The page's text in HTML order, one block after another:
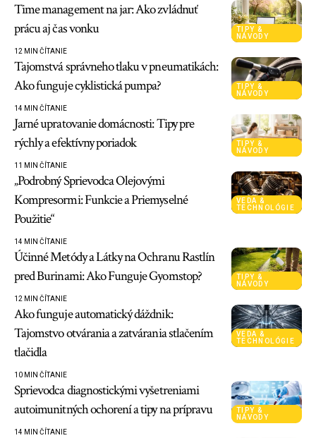
TIPY &
NÁVODY
Time management na jar: Ako zvládnuť
prácu aj čas vonku
12 MIN ČÍTANIE
TIPY &
NÁVODY
Tajomstvá správneho tlaku v pneumatikách:
Ako funguje cyklistická pumpa?
14 MIN ČÍTANIE
TIPY &
NÁVODY
Jarné upratovanie domácnosti: Tipy pre
rýchly a efektívny poriadok
11 MIN ČÍTANIE
VEDA &
TECHNOLÓGIE
„Podrobný Sprievodca Olejovými
Kompresormi: Funkcie a Priemyselné
Použitie“
14 MIN ČÍTANIE
TIPY &
NÁVODY
Účinné Metódy a Látky na Ochranu Rastlín
pred Burinami: Ako Funguje Gyomstop?
12 MIN ČÍTANIE
VEDA &
TECHNOLÓGIE
Ako funguje automatický dáždnik:
Tajomstvo otvárania a zatvárania stlačením
tlačidla
10 MIN ČÍTANIE
TIPY &
NÁVODY
Sprievodca diagnostickými vyšetreniami
autoimunitných ochorení a tipy na prípravu
14 MIN ČÍTANIE